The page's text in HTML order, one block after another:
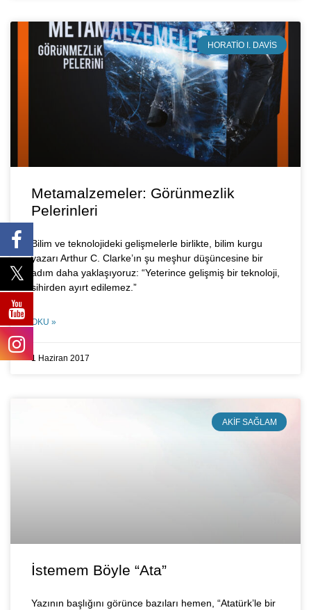
HORATIO I. DAVIS
Metamalzemeler: Görünmezlik
Pelerinleri
Bilim ve teknolojideki gelişmelerle birlikte, bilim kurgu
yazarı Arthur C. Clarke’ın şu meşhur düşüncesine bir
adım daha yaklaşıyoruz: “Yeterince gelişmiş bir teknoloji,
sihirden ayırt edilemez.”
OKU »
1 Haziran 2017
AKIF SAĞLAM
İstemem Böyle “Ata”
Yazının başlığını görünce bazıları hemen, “Atatürk’le bir